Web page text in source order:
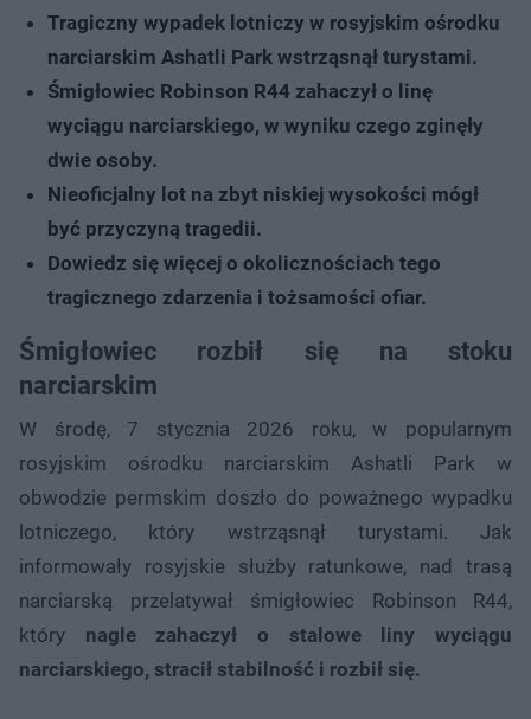
Tragiczny wypadek lotniczy w rosyjskim ośrodku
narciarskim Ashatli Park wstrząsnął turystami.
Śmigłowiec Robinson R44 zahaczył o linę
wyciągu narciarskiego, w wyniku czego zginęły
dwie osoby.
Nieoficjalny lot na zbyt niskiej wysokości mógł
być przyczyną tragedii.
Dowiedz się więcej o okolicznościach tego
tragicznego zdarzenia i tożsamości ofiar.
Śmigłowiec rozbił się na stoku
narciarskim
W środę, 7 stycznia 2026 roku, w popularnym
rosyjskim ośrodku narciarskim Ashatli Park w
obwodzie permskim doszło do poważnego wypadku
lotniczego, który wstrząsnął turystami. Jak
informowały rosyjskie służby ratunkowe, nad trasą
narciarską przelatywał śmigłowiec Robinson R44,
który nagle zahaczył o stalowe liny wyciągu
narciarskiego, stracił stabilność i rozbił się.